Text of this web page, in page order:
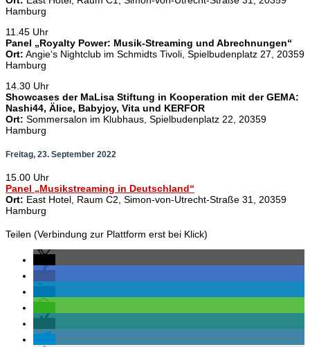
Hamburg
11.45 Uhr
Panel „Royalty Power: Musik-Streaming und Abrechnungen“
Ort: Angie‘s Nightclub im Schmidts Tivoli, Spielbudenplatz 27, 20359
Hamburg
14.30 Uhr
Showcases der MaLisa Stiftung in Kooperation mit der GEMA:
Nashi44, Älice, Babyjoy, Vita und KERFOR
Ort: Sommersalon im Klubhaus, Spielbudenplatz 22, 20359
Hamburg
Freitag, 23. September 2022
15.00 Uhr
Panel „Musikstreaming in Deutschland“
Ort: East Hotel, Raum C2, Simon-von-Utrecht-Straße 31, 20359
Hamburg
Teilen (Verbindung zur Plattform erst bei Klick)